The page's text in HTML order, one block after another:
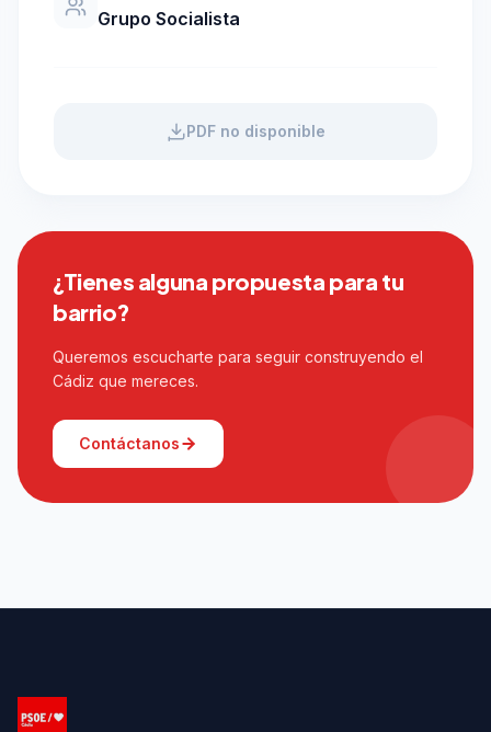
Grupo Socialista
PDF no disponible
¿Tienes alguna propuesta para tu
barrio?
Queremos escucharte para seguir construyendo el
Cádiz que mereces.
Contáctanos